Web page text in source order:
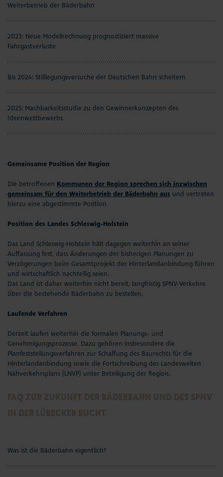
Weiterbetrieb der Bäderbahn
2023: Neue Modellrechnung prognostiziert massive
Fahrgastverluste
Bis 2024: Stilllegungsversuche der Deutschen Bahn scheitern
2025: Machbarkeitsstudie zu den Gewinnerkonzepten des
Ideenwettbewerbs
Gemeinsame Position der Region
Die betroffenen Kommunen der Region sprechen sich inzwischen
gemeinsam für den Weiterbetrieb der Bäderbahn aus und vertreten
hierzu eine abgestimmte Position.
Position des Landes Schleswig-Holstein
Das Land Schleswig-Holstein hält dagegen weiterhin an seiner
Auffassung fest, dass Änderungen der bisherigen Planungen zu
Verzögerungen beim Gesamtprojekt der Hinterlandanbindung führen
und wirtschaftlich nachteilig seien.
Das Land ist daher weiterhin nicht bereit, langfristig SPNV-Verkehre
über die bestehende Bäderbahn zu bestellen.
Laufende Verfahren
Derzeit laufen weiterhin die formalen Planungs- und
Genehmigungsprozesse. Dazu gehören insbesondere die
Planfeststellungsverfahren zur Schaffung des Baurechts für die
Hinterlandanbindung sowie die Fortschreibung des Landesweiten
Nahverkehrsplans (LNVP) unter Beteiligung der Region.
Was ist die Bäderbahn eigentlich?